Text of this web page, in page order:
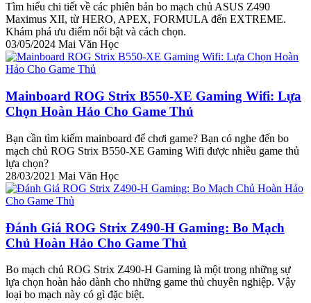
Tìm hiểu chi tiết về các phiên bản bo mạch chủ ASUS Z490
Maximus XII, từ HERO, APEX, FORMULA đến EXTREME.
Khám phá ưu điểm nổi bật và cách chọn.
03/05/2024 Mai Văn Học
Mainboard ROG Strix B550-XE Gaming Wifi: Lựa
Chọn Hoàn Hảo Cho Game Thủ
Bạn cần tìm kiếm mainboard để chơi game? Bạn có nghe đến bo
mạch chủ ROG Strix B550-XE Gaming Wifi được nhiều game thủ
lựa chọn?
28/03/2021 Mai Văn Học
Đánh Giá ROG Strix Z490-H Gaming: Bo Mạch
Chủ Hoàn Hảo Cho Game Thủ
Bo mạch chủ ROG Strix Z490-H Gaming là một trong những sự
lựa chọn hoàn hảo dành cho những game thủ chuyên nghiệp. Vậy
loại bo mạch này có gì đặc biệt.